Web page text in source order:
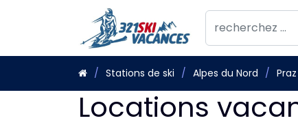
Stations de ski Alpes du Nord
Locations